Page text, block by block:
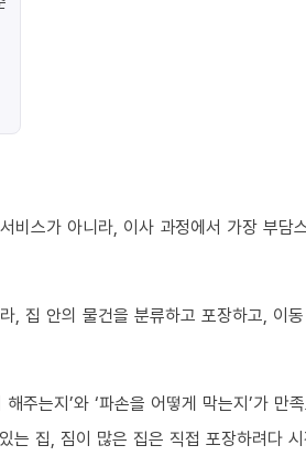
스가 아니라, 이사 과정에서 가장 부담
, 집 안의 물건을 분류하고 포장하고, 이
주는지’와 ‘파손을 어떻게 막는지’가 만
는 집, 짐이 많은 집은 직접 포장하려다